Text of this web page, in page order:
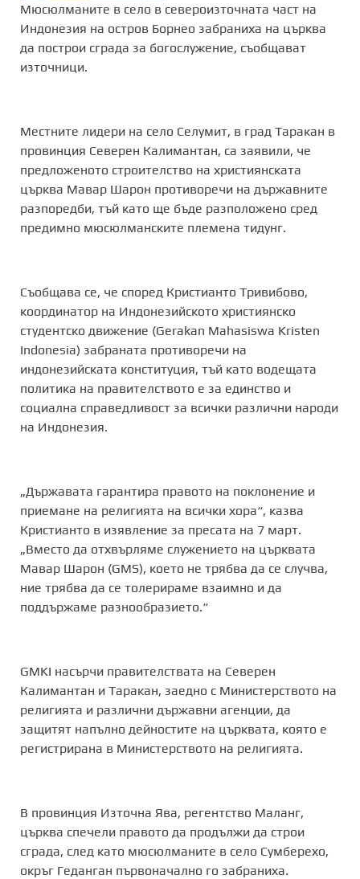
Мюсюлманите в село в североизточната част на
Индонезия на остров Борнео забраниха на църква
да построи сграда за богослужение, съобщават
източници.
Местните лидери на село Селумит, в град Таракан в
провинция Северен Калимантан, са заявили, че
предложеното строителство на християнската
църква Мавар Шарон противоречи на държавните
разпоредби, тъй като ще бъде разположено сред
предимно мюсюлманските племена тидунг.
Съобщава се, че според Кристианто Тривибово,
координатор на Индонезийското християнско
студентско движение (Gerakan Mahasiswa Kristen
Indonesia) забраната противоречи на
индонезийската конституция, тъй като водещата
политика на правителството е за единство и
социална справедливост за всички различни народи
на Индонезия.
„Държавата гарантира правото на поклонение и
приемане на религията на всички хора“, казва
Кристианто в изявление за пресата на 7 март.
„Вместо да отхвърляме служението на църквата
Мавар Шарон (GMS), което не трябва да се случва,
ние трябва да се толерираме взаимно и да
поддържаме разнообразието.“
GMKI насърчи правителствата на Северен
Калимантан и Таракан, заедно с Министерството на
религията и различни държавни агенции, да
защитят напълно дейностите на църквата, която е
регистрирана в Министерството на религията.
В провинция Източна Ява, регентство Маланг,
църква спечели правото да продължи да строи
сграда, след като мюсюлманите в село Сумберехо,
окръг Геданган първоначално го забраниха.